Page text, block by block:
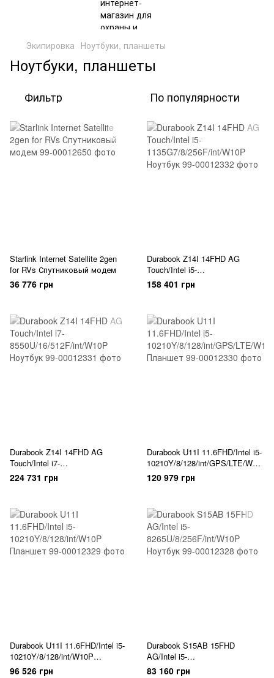
Экипировка Ноутбуки, планшеты
Ноутбуки, планшеты
Фильтр По популярности
Starlink Internet Satellite 2gen
for RVs Спутниковый модем
36 776 грн
Durabook Z14I 14FHD AG
Touch/Intel i5-
1135G7/8/256F/int/W10P
Ноутбук
158 401 грн
Durabook Z14I 14FHD AG
Touch/Intel i7-
8550U/16/512F/int/W10P
Ноутбук
224 731 грн
Durabook U11I 11.6FHD/Intel i5-
10210Y/8/128/int/GPS/LTE/W10
P Планшет
120 979 грн
Durabook U11I 11.6FHD/Intel i5-
10210Y/8/128/int/W10P
Планшет
96 526 грн
Durabook S15AB 15FHD
AG/Intel i5-
8265U/8/256F/int/W10P Ноутбук
83 160 грн